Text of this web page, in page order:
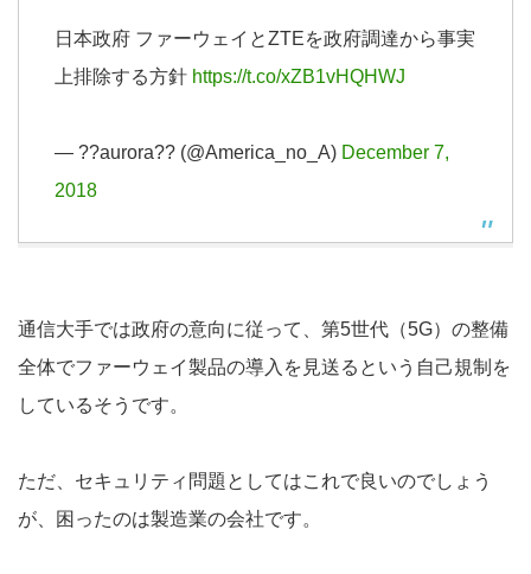
日本政府 ファーウェイとZTEを政府調達から事実
上排除する方針 https://t.co/xZB1vHQHWJ
— ??aurora?? (@America_no_A) December 7,
2018
通信大手では政府の意向に従って、第5世代（5G）の整備
全体でファーウェイ製品の導入を見送るという自己規制を
しているそうです。
ただ、セキュリティ問題としてはこれで良いのでしょう
が、困ったのは製造業の会社です。